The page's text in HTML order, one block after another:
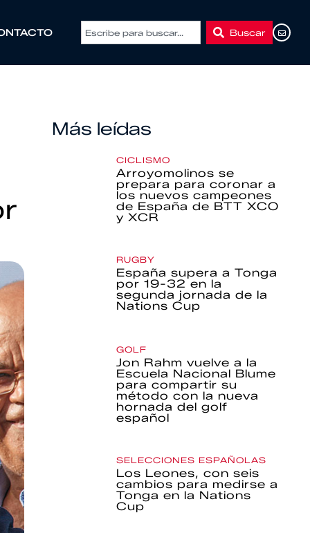
Buscar
Más leídas
CICLISMO
Arroyomolinos se
prepara para coronar a
los nuevos campeones
de España de BTT XCO
y XCR
RUGBY
España supera a Tonga
por 19-32 en la
segunda jornada de la
Nations Cup
GOLF
Jon Rahm vuelve a la
Escuela Nacional Blume
para compartir su
método con la nueva
hornada del golf
español
SELECCIONES ESPAÑOLAS
Los Leones, con seis
cambios para medirse a
Tonga en la Nations
Cup